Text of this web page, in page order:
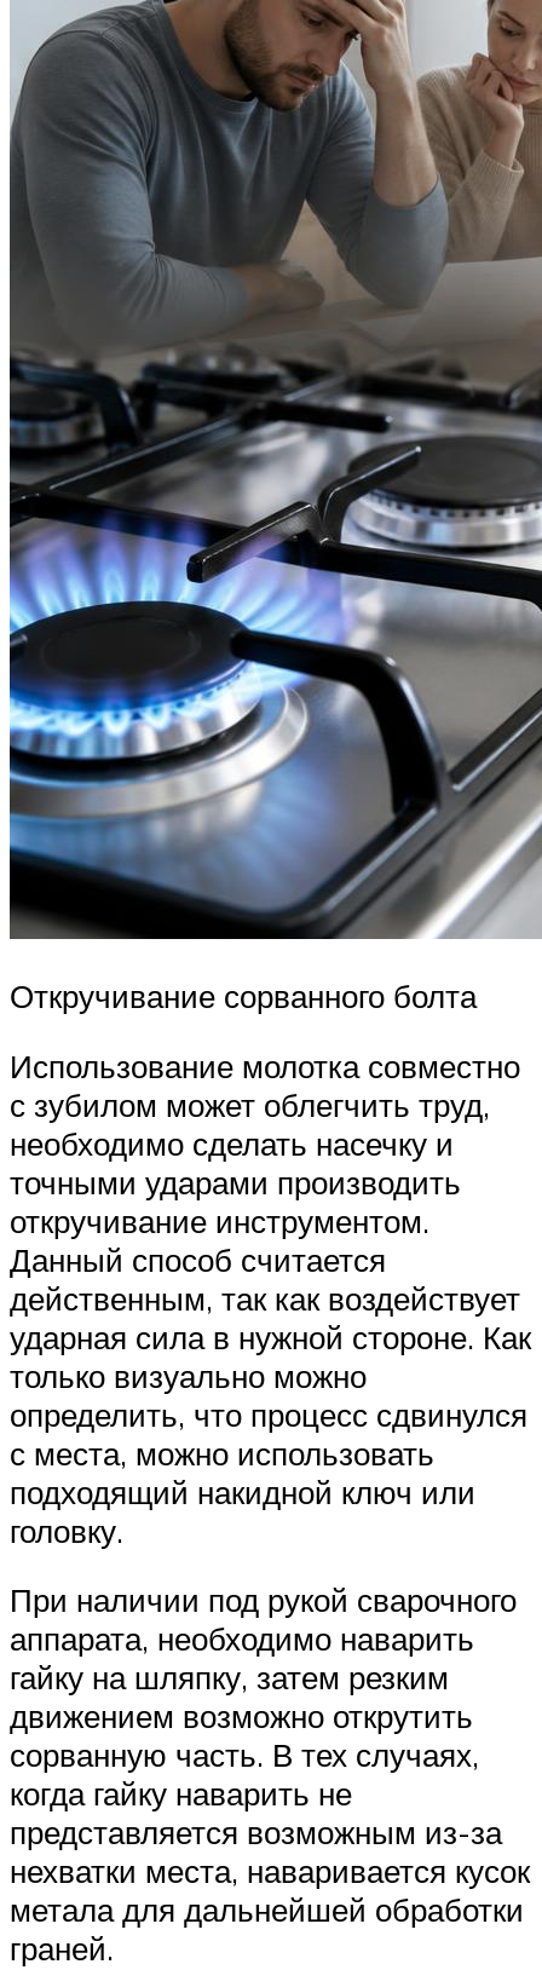
Откручивание сорванного болта
Использование молотка совместно
с зубилом может облегчить труд,
необходимо сделать насечку и
точными ударами производить
откручивание инструментом.
Данный способ считается
действенным, так как воздействует
ударная сила в нужной стороне. Как
только визуально можно
определить, что процесс сдвинулся
с места, можно использовать
подходящий накидной ключ или
головку.
При наличии под рукой сварочного
аппарата, необходимо наварить
гайку на шляпку, затем резким
движением возможно открутить
сорванную часть. В тех случаях,
когда гайку наварить не
представляется возможным из-за
нехватки места, наваривается кусок
метала для дальнейшей обработки
граней.